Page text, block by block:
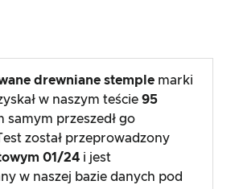
drewniane stemple marki
w naszym teście 95
samym przeszedł go
został przeprowadzony
01/24 i jest
w naszej bazie danych pod